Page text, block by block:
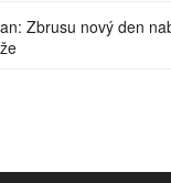
Zbrusu nový den